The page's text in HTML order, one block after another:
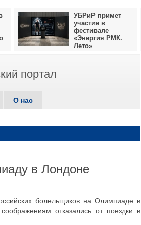
УБРиР примет
участие в
фестивале
«Энергия РМК.
Лето»
портал
О нас
в Лондоне
болельщиков на Олимпиаде в
отказались от поездки в